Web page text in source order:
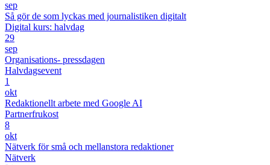
sep
Så gör de som lyckas med journalistiken digitalt
Digital kurs: halvdag
29
sep
Organisations- pressdagen
Halvdagsevent
1
okt
Redaktionellt arbete med Google AI
Partnerfrukost
8
okt
Nätverk för små och mellanstora redaktioner
Nätverk